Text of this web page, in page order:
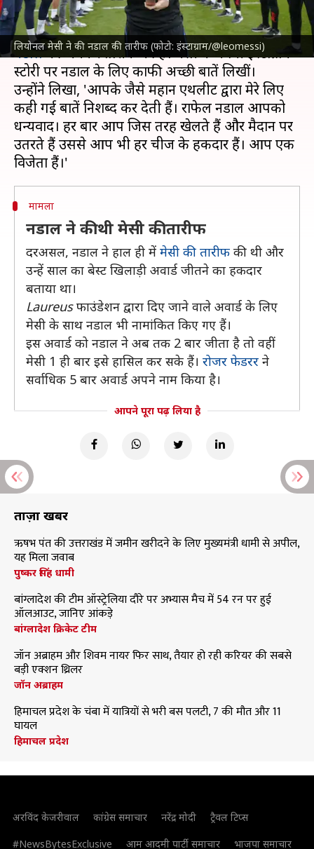
लियोनल मेसी ने की नडाल की तारीफ (फोटो: इंस्टाग्राम/@leomessi)
क्या है खबर?
अर्जेंटीना के महान फुटबॉलरलियोनल मेसीनेराफेल
नडालकी जमकर तारीफ की है। मेसी ने अपनी इंस्टाग्राम
स्टोरी पर नडाल के लिए काफी अच्छी बातें लिखीं।
उन्होंने लिखा, 'आपके जैसे महान एथलीट द्वारा मेरे लिए
कही गई बातें निशब्द कर देती हैं। राफेल नडाल आपको
धन्यवाद। हर बार आप जिस तरह खेलते हैं और मैदान पर
उतरते हैं उससे आप भी हर चीज के हकदार हैं। आप एक
मामला
नडाल ने की थी मेसी की तारीफ
दरअसल, नडाल ने हाल ही में मेसी की तारीफ की थी और
उन्हें साल का बेस्ट खिलाड़ी अवार्ड जीतने का हकदार
बताया था।
Laureusफाउंडेशन द्वारा दिए जाने वाले अवार्ड के लिए
मेसी के साथ नडाल भी नामांकित किए गए हैं।
इस अवार्ड को नडाल ने अब तक 2 बार जीता है तो वहीं
मेसी 1 ही बार इसे हासिल कर सके हैं। रोजर फेडरर ने
सर्वाधिक 5 बार अवार्ड अपने नाम किया है।
आपने पूरा पढ़ लिया है
ताज़ा खबरें
ऋषभ पंत की उत्तराखंड में जमीन खरीदने के लिए मुख्यमंत्री धामी से अपील,
यह मिला जवाब
पुष्कर सिंह धामी
बांग्लादेश की टीम ऑस्ट्रेलिया दौरे पर अभ्यास मैच में 54 रन पर हुई
ऑलआउट, जानिए आंकड़े
बांग्लादेश क्रिकेट टीम
जॉन अब्राहम और शिवम नायर फिर साथ, तैयार हो रही करियर की सबसे
बड़ी एक्शन थ्रिलर
जॉन अब्राहम
हिमाचल प्रदेश के चंबा में यात्रियों से भरी बस पलटी, 7 की मौत और 11
घायल
हिमाचल प्रदेश
अरविंद केजरीवाल कांग्रेस समाचार नरेंद्र मोदी
ट्रैवल टिप्स
#NewsBytesExclusive
आम आदमी पार्टी समाचार भाजपा समाचार